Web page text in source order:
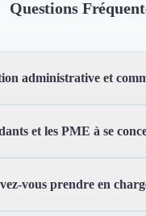
Questions
administrative et
commerciaux pour vous
et les PME à se
se recentrer sur leur
vous prendre en